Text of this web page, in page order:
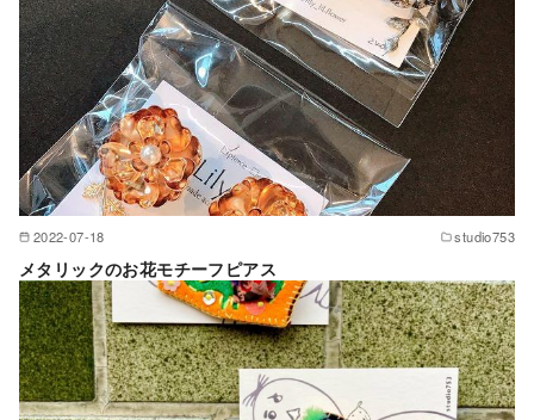
2022-07-18 studio753
メタリックのお花モチーフピアス